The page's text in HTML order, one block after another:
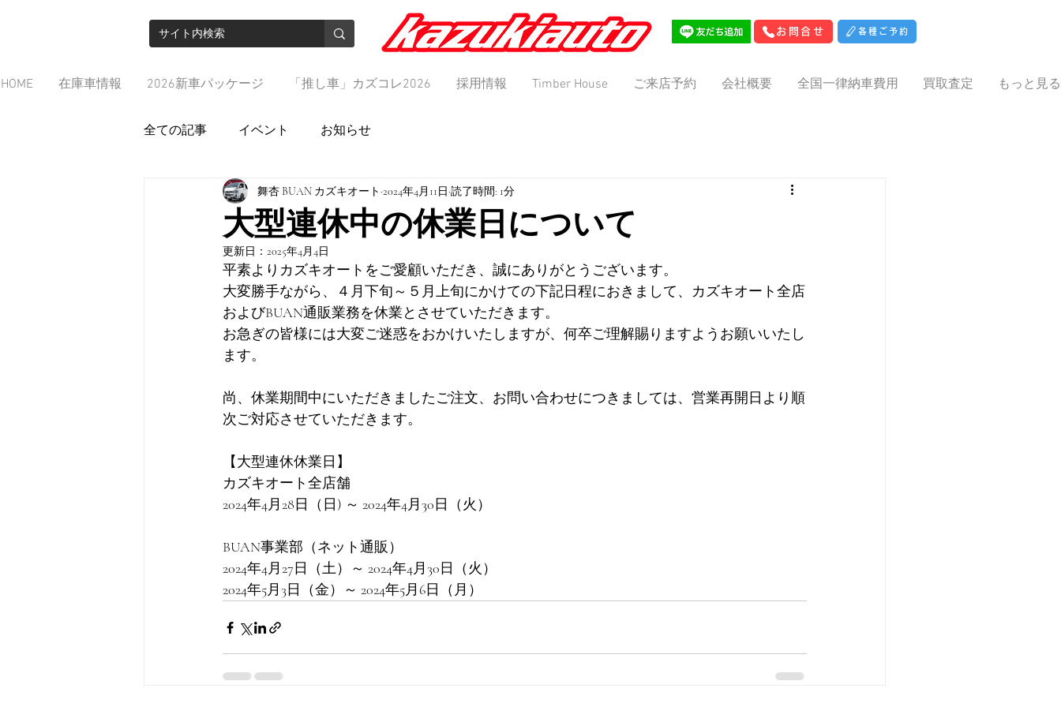
お問合せ 各種ご予約
HOME 在庫車情報 2026新車パッケージ 「推し車」カズコレ2026 採用情報 Timber House ご来店予約 会社概要 全国一律納車費用 買取査定 もっと見る
全ての記事 イベント お知らせ
大型連休中の休業日について
舞杏 BUAN カズキオート 2024年4月11日 読了時間: 1分
更新日： 2025年4月4日
平素よりカズキオートをご愛顧いただき、誠にありがとうございます。
大変勝手ながら、４月下旬～５月上旬にかけての下記日程におきまして、カズキオート全店
およびBUAN通販業務を休業とさせていただきます。
お急ぎの皆様には大変ご迷惑をおかけいたしますが、何卒ご理解賜りますようお願いいたし
ます。
尚、休業期間中にいただきましたご注文、お問い合わせにつきましては、営業再開日より順
次ご対応させていただきます。
【大型連休休業日】
カズキオート全店舗
2024年4月28日（日) ～ 2024年4月30日（火）
BUAN事業部（ネット通販）
2024年4月27日（土）～ 2024年4月30日（火）
2024年5月3日（金）～ 2024年5月6日（月）